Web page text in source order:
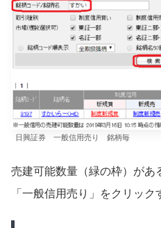
日興証券 一般信用売り 銘柄毎
売建可能数量（緑の枠）があ
「一般信用売り」をクリック